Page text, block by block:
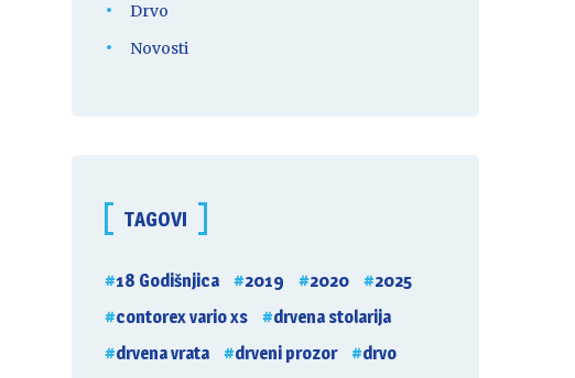
Drvo
Novosti
TAGOVI
18 Godišnjica 2019 2020
2025
contorex vario xs
drvena stolarija
drvena vrata
drveni prozor
drvo